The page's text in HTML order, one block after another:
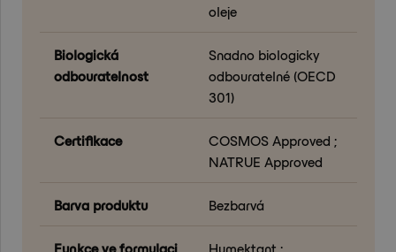
oleje
Biologická
odbouratelnost
Snadno biologicky
odbouratelné (OECD
301)
Certifikace
COSMOS Approved ;
NATRUE Approved
Barva produktu Bezbarvá
Funkce ve formulaci
Humektant ;